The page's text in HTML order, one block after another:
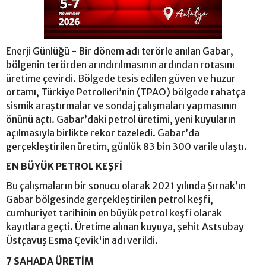
Enerji Günlüğü - Bir dönem adı terörle anılan Gabar,
bölgenin terörden arındırılmasının ardından rotasını
üretime çevirdi. Bölgede tesis edilen güven ve huzur
ortamı, Türkiye Petrolleri’nin (TPAO) bölgede rahatça
sismik araştırmalar ve sondaj çalışmaları yapmasının
önünü açtı. Gabar’daki petrol üretimi, yeni kuyuların
açılmasıyla birlikte rekor tazeledi. Gabar’da
gerçekleştirilen üretim, günlük 83 bin 300 varile ulaştı.
EN BÜYÜK PETROL KEŞFİ
Bu çalışmaların bir sonucu olarak 2021 yılında Şırnak’ın
Gabar bölgesinde gerçekleştirilen petrol keşfi,
cumhuriyet tarihinin en büyük petrol keşfi olarak
kayıtlara geçti. Üretime alınan kuyuya, şehit Astsubay
Üstçavuş Esma Çevik'in adı verildi.
7 SAHADA ÜRETİM